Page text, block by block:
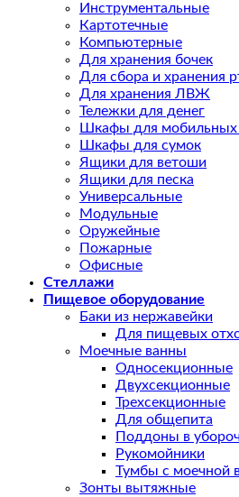
Инструментальные
Картотечные
Компьютерные
Для хранения бочек
Для сбора и хранения
Для хранения ЛВЖ
Тележки для денег
Шкафы для мобильных
Шкафы для сумок
Ящики для ветоши
Ящики для песка
Универсальные
Модульные
Оружейные
Пожарные
Офисные
Стеллажи
Пищевое оборудование
Баки из нержавейки
Для пищевых
Моечные ванны
Односекционные
Двухсекционные
Трехсекционные
Для общепита
Поддоны в
Рукомойники
Тумбы с моечной
Зонты вытяжные